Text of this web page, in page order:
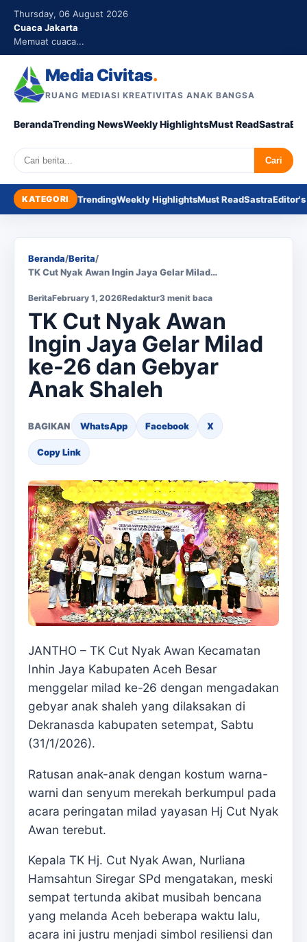
Thursday, 06 August 2026
Cuaca Jakarta
Memuat cuaca...
Media Civitas.
RUANG MEDIASI KREATIVITAS ANAK BANGSA
BerandaTrending NewsWeekly HighlightsMust ReadSastra
Search Cari
KATEGORI TrendingWeekly HighlightsMust ReadSastra
Beranda/Berita/
TK Cut Nyak Awan Ingin Jaya Gelar Milad…
BeritaFebruary 1, 2026Redaktur3 menit baca
TK Cut Nyak Awan
Ingin Jaya Gelar Milad
ke-26 dan Gebyar
Anak Shaleh
BAGIKAN WhatsApp Facebook X
Copy Link
JANTHO – TK Cut Nyak Awan Kecamatan
Inhin Jaya Kabupaten Aceh Besar
menggelar milad ke-26 dengan mengadakan
gebyar anak shaleh yang dilaksakan di
Dekranasda kabupaten setempat, Sabtu
(31/1/2026).
Ratusan anak-anak dengan kostum warna-
warni dan senyum merekah berkumpul pada
acara peringatan milad yayasan Hj Cut Nyak
Awan terebut.
Kepala TK Hj. Cut Nyak Awan, Nurliana
Hamsahtun Siregar SPd mengatakan, meski
sempat tertunda akibat musibah bencana
yang melanda Aceh beberapa waktu lalu,
acara ini justru menjadi simbol resiliensi dan